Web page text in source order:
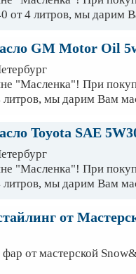
от 4 литров, мы дарим
GM Motor Oil
"Масленка"! При
литров, мы дарим Вам
Toyota SAE
"Масленка"! При
литров, мы дарим Вам
от
от мастерской